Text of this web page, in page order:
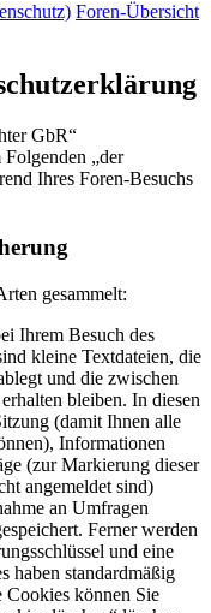
Foren-Übersicht
GbR“
„der
Ihres Foren-Besuchs
gesammelt:
Ihrem Besuch des
kleine Textdateien, die
und die zwischen
bleiben. In diesen
(damit Ihnen alle
Informationen
(zur Markierung dieser
angemeldet sind)
an Umfragen
Ferner werden
und eine
haben standardmäßig
können Sie